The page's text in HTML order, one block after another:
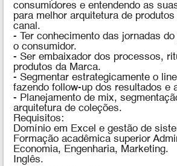
consumidores e entendendo as
para melhor arquitetura de
canal.
- Ter conhecimento das jornadas
o consumidor.
- Ser embaixador dos processos,
produtos da Marca.
- Segmentar estrategicamente o
fazendo follow-up dos resultados e
- Planejamento de mix,
arquitetura de coleções.
Requisitos:
Domínio em Excel e gestão de
Formação acadêmica superior
Economia, Engenharia, Marketing.
Inglês.